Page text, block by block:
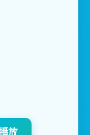
放